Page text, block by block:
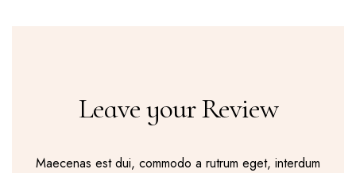
Leave your Review
Maecenas est dui, commodo a rutrum eget, interdum